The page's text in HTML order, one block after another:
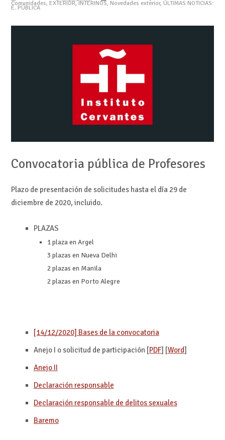
Comunidades, EXTERIOR,INTERINOS, Novedades exterior, ÚLTIMAS NOTICIAS:
E. PÚBLICA
Convocatoria pública de Profesores
Plazo de presentación de solicitudes hasta el día 29 de
diciembre de 2020, incluido.
PLAZAS
1 plaza en Argel
3 plazas en Nueva Delhi
2 plazas en Manila
2 plazas en Porto Alegre
[14/12/2020] Bases de la convocatoria
Anejo I o solicitud de participación [PDF] [Word]
Anejo II
Declaración responsable
Declaración responsable de delitos sexuales
Baremo